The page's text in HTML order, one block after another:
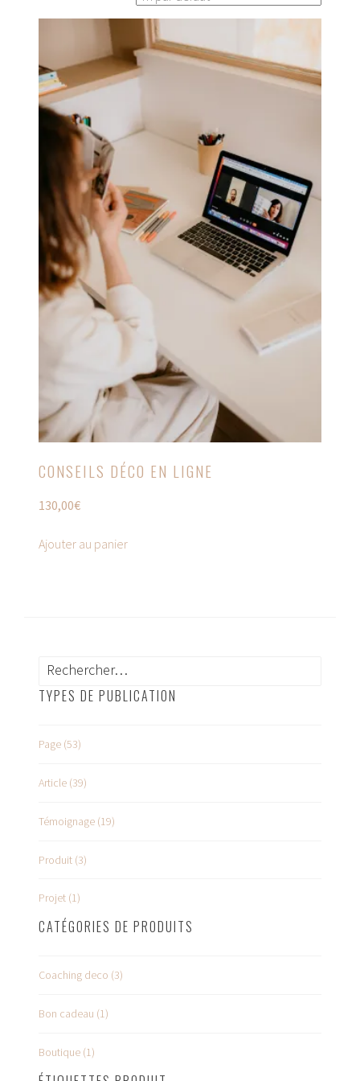
CONSEILS DÉCO EN LIGNE
130,00€
Ajouter au panier
Rechercher :
TYPES DE PUBLICATION
Page (53)
Article (39)
Témoignage (19)
Produit (3)
Projet (1)
CATÉGORIES DE PRODUITS
Coaching deco (3)
Bon cadeau (1)
Boutique (1)